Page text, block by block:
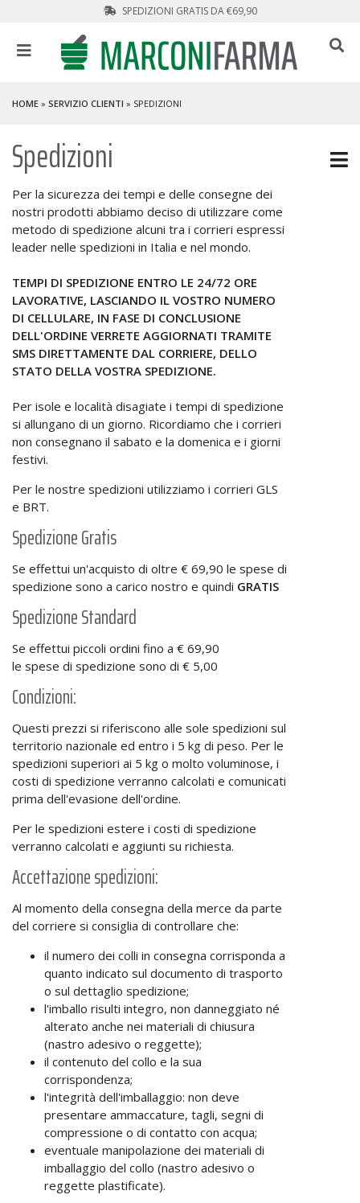
SPEDIZIONI GRATIS DA €69,90
HOME » SERVIZIO CLIENTI » SPEDIZIONI
Spedizioni
Per la sicurezza dei tempi e delle consegne dei
nostri prodotti abbiamo deciso di utilizzare come
metodo di spedizione alcuni tra i corrieri espressi
leader nelle spedizioni in Italia e nel mondo.
TEMPI DI SPEDIZIONE ENTRO LE 24/72 ORE
LAVORATIVE, LASCIANDO IL VOSTRO NUMERO
DI CELLULARE, IN FASE DI CONCLUSIONE
DELL'ORDINE VERRETE AGGIORNATI TRAMITE
SMS DIRETTAMENTE DAL CORRIERE, DELLO
STATO DELLA VOSTRA SPEDIZIONE.
Per isole e località disagiate i tempi di spedizione
si allungano di un giorno. Ricordiamo che i corrieri
non consegnano il sabato e la domenica e i giorni
festivi.
Per le nostre spedizioni utilizziamo i corrieri GLS
e BRT.
Spedizione Gratis
Se effettui un'acquisto di oltre € 69,90 le spese di
spedizione sono a carico nostro e quindi GRATIS
Spedizione Standard
Se effettui piccoli ordini fino a € 69,90
le spese di spedizione sono di € 5,00
Condizioni:
Questi prezzi si riferiscono alle sole spedizioni sul
territorio nazionale ed entro i 5 kg di peso. Per le
spedizioni superiori ai 5 kg o molto voluminose, i
costi di spedizione verranno calcolati e comunicati
prima dell'evasione dell'ordine.
Per le spedizioni estere i costi di spedizione
verranno calcolati e aggiunti su richiesta.
Accettazione spedizioni:
Al momento della consegna della merce da parte
del corriere si consiglia di controllare che:
il numero dei colli in consegna corrisponda a
quanto indicato sul documento di trasporto
o sul dettaglio spedizione;
l'imballo risulti integro, non danneggiato né
alterato anche nei materiali di chiusura
(nastro adesivo o reggette);
il contenuto del collo e la sua
corrispondenza;
l'integrità dell'imballaggio: non deve
presentare ammaccature, tagli, segni di
compressione o di contatto con acqua;
eventuale manipolazione dei materiali di
imballaggio del collo (nastro adesivo o
reggette plastificate).